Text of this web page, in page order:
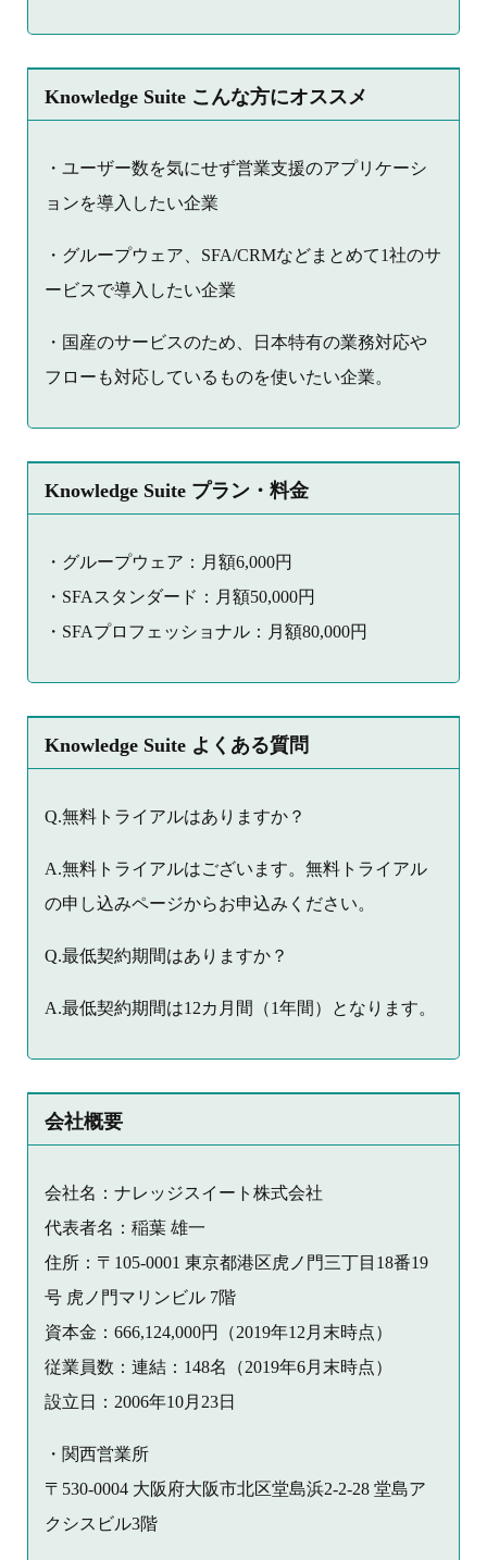
Knowledge Suite こんな方にオススメ
・ユーザー数を気にせず営業支援のアプリケーシ
ョンを導入したい企業
・グループウェア、SFA/CRMなどまとめて1社のサ
ービスで導入したい企業
・国産のサービスのため、日本特有の業務対応や
フローも対応しているものを使いたい企業。
Knowledge Suite プラン・料金
・グループウェア：月額6,000円
・SFAスタンダード：月額50,000円
・SFAプロフェッショナル：月額80,000円
Knowledge Suite よくある質問
Q.無料トライアルはありますか？
A.無料トライアルはございます。無料トライアル
の申し込みページからお申込みください。
Q.最低契約期間はありますか？
A.最低契約期間は12カ月間（1年間）となります。
会社概要
会社名：ナレッジスイート株式会社
代表者名：稲葉 雄一
住所：〒105-0001 東京都港区虎ノ門三丁目18番19
号 虎ノ門マリンビル 7階
資本金：666,124,000円（2019年12月末時点）
従業員数：連結：148名（2019年6月末時点）
設立日：2006年10月23日
・関西営業所
〒530-0004 大阪府大阪市北区堂島浜2-2-28 堂島ア
クシスビル3階